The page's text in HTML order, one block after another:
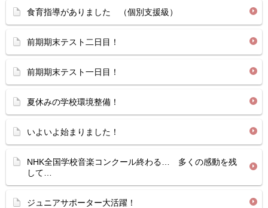
食育指導がありました （個別支援級）
前期期末テスト二日目！
前期期末テスト一日目！
夏休みの学校環境整備！
いよいよ始まりました！
NHK全国学校音楽コンクール終わる… 多くの感動を残
して…
ジュニアサポーター大活躍！